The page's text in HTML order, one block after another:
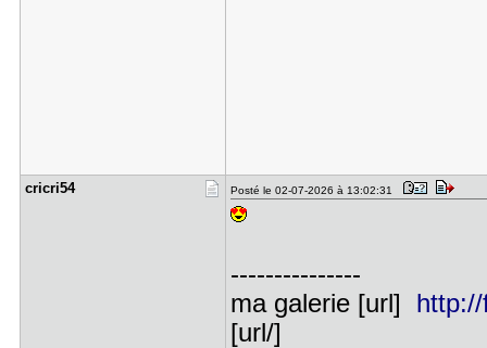
cricri54 Posté le 02-07-2026 à 13:02:31
---------------
ma galerie [url]
[url/]